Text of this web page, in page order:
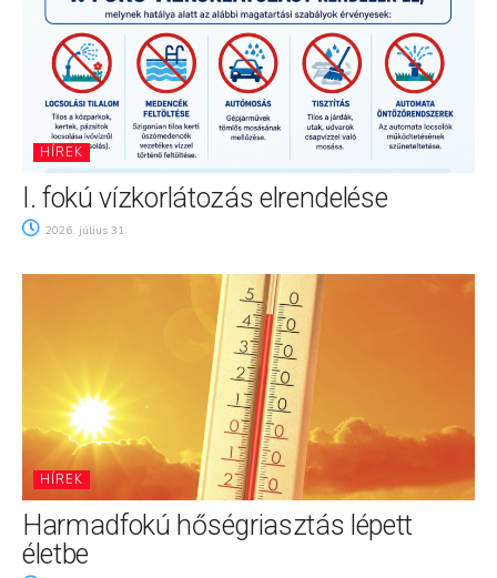
HÍREK
I. fokú vízkorlátozás elrendelése
2026. július 31.
HÍREK
Harmadfokú hőségriasztás lépett
életbe